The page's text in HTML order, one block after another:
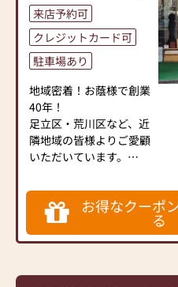
身、ご家族にあった供養
の形について、迷うこと
や、お困りのことなどご
ざいましたら、ぜひ、お
店内にはお仏壇・お仏
具・お位牌・お線香・お
念珠等、豊富にご用意し
ております。1,000種類
以上の組み合わせの中か
壇・お仏具をご提案いた
します。
≪「カリモク家具」との
お仏壇のはせがわは、日
来店予約可
クレジットカード可
駐車場あり
地域密着！お蔭様で創業
40年！
足立区・荒川区など、近
隣地域の皆様よりご愛顧
いただいています。
===「品質」と「価格」
で比べてください===
良質な国産仏壇をお求め
やすい価格にてご提供。
みてください。
お得なクーポ
る